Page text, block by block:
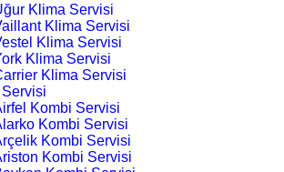
Klima Servisi
Klima Servisi
Klima Servisi
Klima Servisi
Klima Servisi
Kombi Servisi
Kombi Servisi
Kombi Servisi
Kombi Servisi